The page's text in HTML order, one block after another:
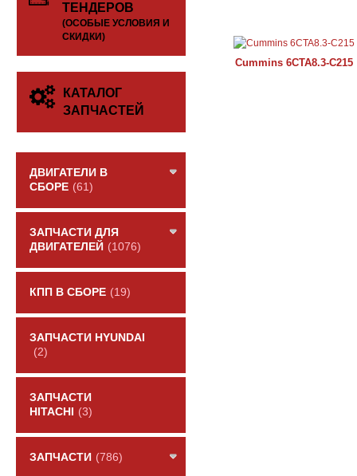
ТЕНДЕРОВ
(ОСОБЫЕ УСЛОВИЯ И
СКИДКИ)
КАТАЛОГ
ЗАПЧАСТЕЙ
ДВИГАТЕЛИ В
СБОРЕ (61)
ЗАПЧАСТИ ДЛЯ
ДВИГАТЕЛЕЙ (1076)
КПП В СБОРЕ (19)
ЗАПЧАСТИ HYUNDAI
(2)
ЗАПЧАСТИ
HITACHI
(3)
ЗАПЧАСТИ (786)
Cummins 6CTA8.3-C215